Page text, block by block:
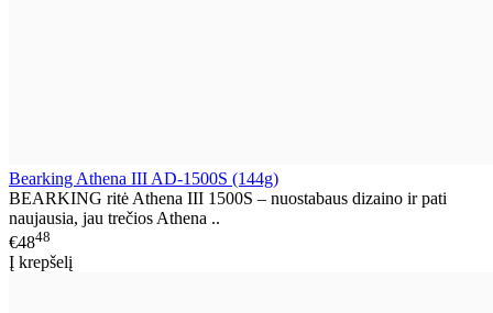
Bearking Athena III AD-1500S (144g)
BEARKING ritė Athena III 1500S – nuostabaus dizaino ir pati
naujausia, jau trečios Athena ..
€4848
Į krepšelį